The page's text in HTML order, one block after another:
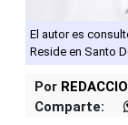
El autor es
Reside en Santo
Por
Comparte: